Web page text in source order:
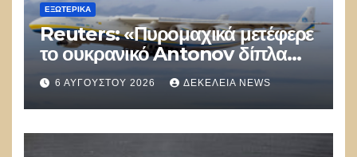
ΕΞΩΤΕΡΙΚΑ
Reuters: «Πυρομαχικά μετέφερε
το ουκρανικό Antonov δίπλα
στο οποίο βρέθηκε το drone στη
Λειψία»
6 ΑΥΓΟΎΣΤΟΥ 2026 ΔΕΚΈΛΕΙΑ NEWS